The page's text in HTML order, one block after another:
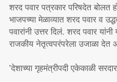
शरद पवार पत्रकार परिषदेत बोलत
भाजपच्या मेळाव्यात शरद पवार व
पवारांनी उत्तर दिलं. शरद पवार
राजकीय नेतृत्वपरंपरेला उजाळा देत
'देशाच्या गृहमंत्रीपदी एकेकाळी